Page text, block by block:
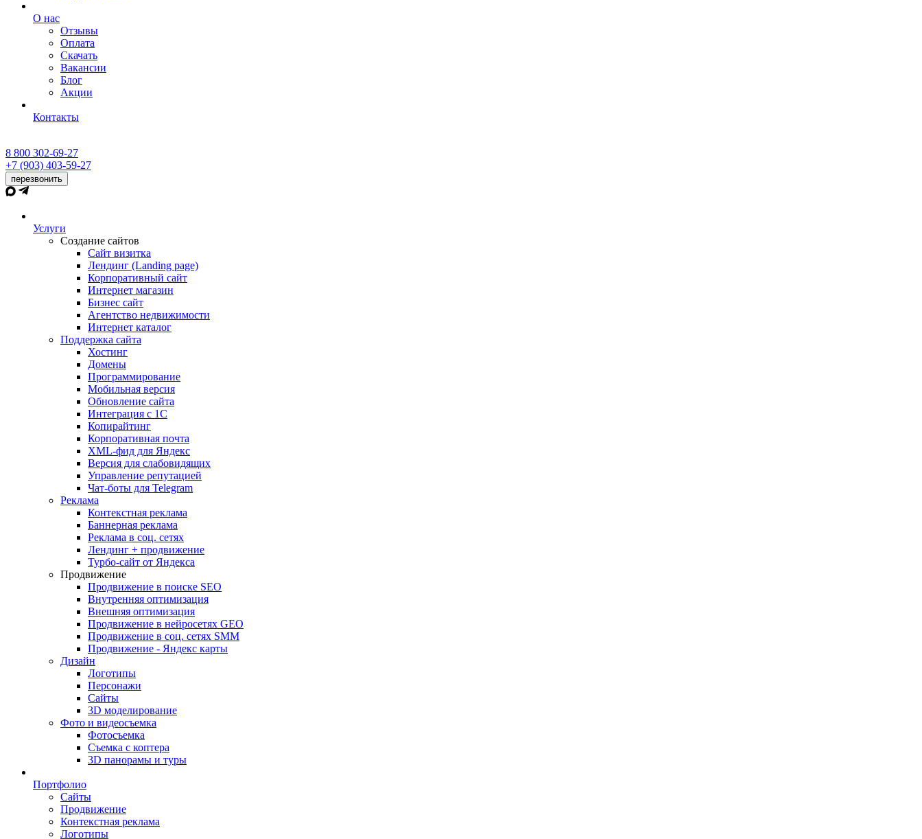
О нас
Отзывы
Оплата
Скачать
Вакансии
Блог
Акции
Контакты
8 800 302-69-27
+7 (903) 403-59-27
перезвонить
Услуги
Создание сайтов
Сайт визитка
Лендинг (Landing page)
Корпоративный сайт
Интернет магазин
Бизнес сайт
Агентство недвижимости
Интернет каталог
Поддержка сайта
Хостинг
Домены
Программирование
Мобильная версия
Обновление сайта
Интеграция с 1С
Копирайтинг
Корпоративная почта
XML-фид для Яндекс
Версия для слабовидящих
Управление репутацией
Чат-боты для Telegram
Реклама
Контекстная реклама
Баннерная реклама
Реклама в соц. сетях
Лендинг + продвижение
Турбо-сайт от Яндекса
Продвижение
Продвижение в поиске SEO
Внутренняя оптимизация
Внешняя оптимизация
Продвижение в нейросетях GEO
Продвижение в соц. сетях SMM
Продвижение - Яндекс карты
Дизайн
Логотипы
Персонажи
Сайты
3D моделирование
Фото и видеосъемка
Фотосъемка
Съемка с коптера
3D панорамы и туры
Портфолио
Сайты
Продвижение
Контекстная реклама
Логотипы